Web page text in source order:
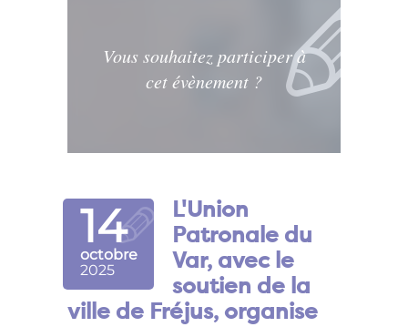
Vous souhaitez participer à
cet évènement ?
14
octobre
2025
L'Union
Patronale du
Var, avec le
soutien de la
ville de Fréjus, organise